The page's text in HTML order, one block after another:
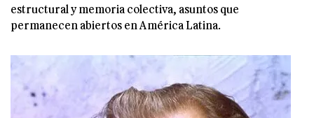
estructural y memoria colectiva, asuntos que
permanecen abiertos en América Latina.